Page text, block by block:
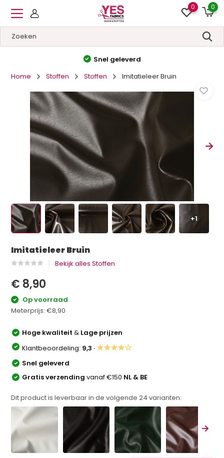
0 0
Hoge kwaliteit&Lage prijzen
Home
Stoffen Stoffen Imitatieleer Bruin
+1
Imitatieleer Bruin
Bekijk alles Stoffen
€ 8,90
Op voorraad
Meterprijs:€8,90
Hoge kwaliteit& Lage prijzen
Klantbeoordeling: 9,3 ·★★★★☆
Snel geleverd
Gratis verzendingvanaf €150 NL & BE
Dit product is leverbaar in de volgende24 varianten: